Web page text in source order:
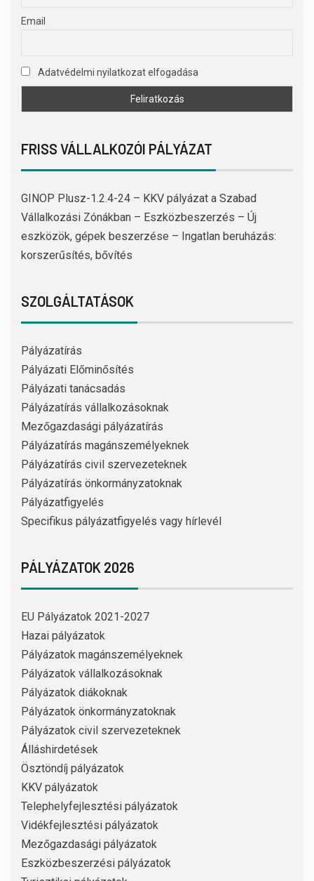
Email
Adatvédelmi nyilatkozat elfogadása
FRISS VÁLLALKOZÓI PÁLYÁZAT
GINOP Plusz-1.2.4-24 – KKV pályázat a Szabad
Vállalkozási Zónákban – Eszközbeszerzés – Új
eszközök, gépek beszerzése – Ingatlan beruházás:
korszerűsítés, bővítés
SZOLGÁLTATÁSOK
Pályázatírás
Pályázati Előminősítés
Pályázati tanácsadás
Pályázatírás vállalkozásoknak
Mezőgazdasági pályázatírás
Pályázatírás magánszemélyeknek
Pályázatírás civil szervezeteknek
Pályázatírás önkormányzatoknak
Pályázatfigyelés
Specifikus pályázatfigyelés vagy hírlevél
PÁLYÁZATOK 2026
EU Pályázatok 2021-2027
Hazai pályázatok
Pályázatok magánszemélyeknek
Pályázatok vállalkozásoknak
Pályázatok diákoknak
Pályázatok önkormányzatoknak
Pályázatok civil szervezeteknek
Álláshirdetések
Ösztöndíj pályázatok
KKV pályázatok
Telephelyfejlesztési pályázatok
Vidékfejlesztési pályázatok
Mezőgazdasági pályázatok
Eszközbeszerzési pályázatok